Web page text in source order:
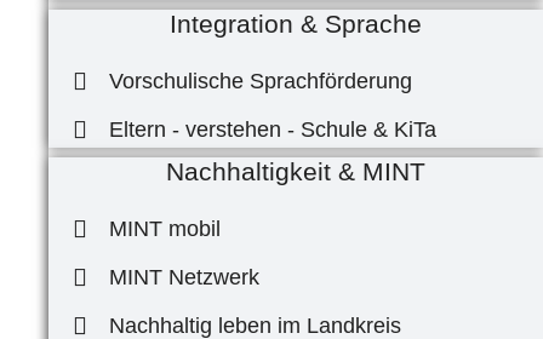
Integration & Sprache
Vorschulische Sprachförderung
Eltern - verstehen - Schule & KiTa
Nachhaltigkeit & MINT
MINT mobil
MINT Netzwerk
Nachhaltig leben im Landkreis